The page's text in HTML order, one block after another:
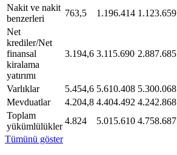
Nakit ve nakit
benzerleri
763,5 1.196.414 1.123.659
Net
krediler/Net
finansal
kiralama
yatırımı
3.194,6 3.115.690 2.887.685
Varlıklar 5.454,6 5.610.408 5.300.068
Mevduatlar
4.204,8 4.404.492 4.242.868
Toplam
yükümlülükler
4.824 5.015.610 4.758.687
Tümünü göster